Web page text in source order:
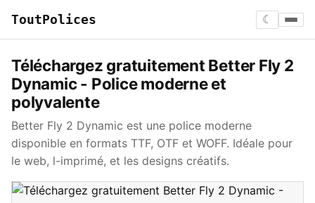
ToutPolices ☾
Téléchargez gratuitement Better Fly 2
Dynamic - Police moderne et
polyvalente
Better Fly 2 Dynamic est une police moderne
disponible en formats TTF, OTF et WOFF. Idéale pour
le web, l-imprimé, et les designs créatifs.